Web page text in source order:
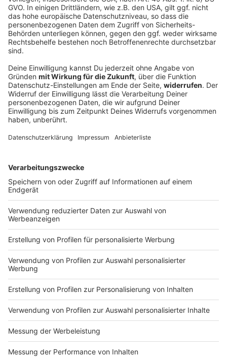
Rekord-Wassertemperatur vor Mallorca:
33,02 Grad
Wenn man sogar beim Schwimmen ins Schwitzen
gerät: Das Mittelmeer wird immer heißer. Was das für
DEINE GEMERKTEN ARTIKEL
Du hast dir noch keine Artikel gemerkt
Markiere sie hierfür mit einem
Impressum Newsletter